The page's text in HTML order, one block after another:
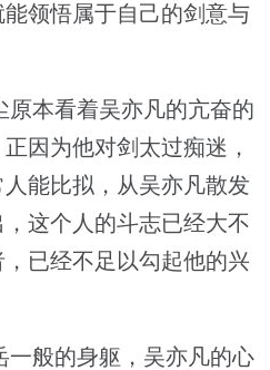
领悟属于自己的剑意与
本看着吴亦凡的亢奋的
因为他对剑太过痴迷，
能比拟，从吴亦凡散发
这个人的斗志已经大不
已经不足以勾起他的兴
般的身躯，吴亦凡的心